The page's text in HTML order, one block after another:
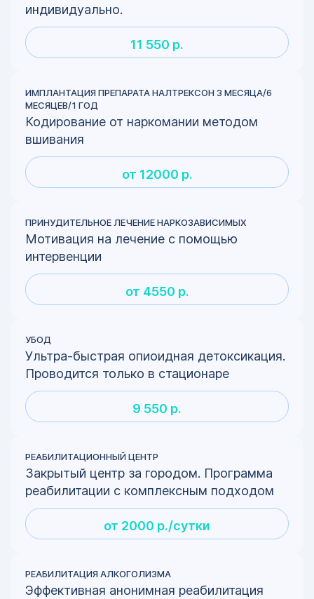
индивидуально.
11 550 р.
ИМПЛАНТАЦИЯ ПРЕПАРАТА НАЛТРЕКСОН 3 МЕСЯЦА/6
МЕСЯЦЕВ/1 ГОД
Кодирование от наркомании методом
вшивания
от 12000 р.
ПРИНУДИТЕЛЬНОЕ ЛЕЧЕНИЕ НАРКОЗАВИСИМЫХ
Мотивация на лечение с помощью
интервенции
от 4550 р.
УБОД
Ультра-быстрая опиоидная детоксикация.
Проводится только в стационаре
9 550 р.
РЕАБИЛИТАЦИОННЫЙ ЦЕНТР
Закрытый центр за городом. Программа
реабилитации с комплексным подходом
от 2000 р./сутки
РЕАБИЛИТАЦИЯ АЛКОГОЛИЗМА
Эффективная анонимная реабилитация